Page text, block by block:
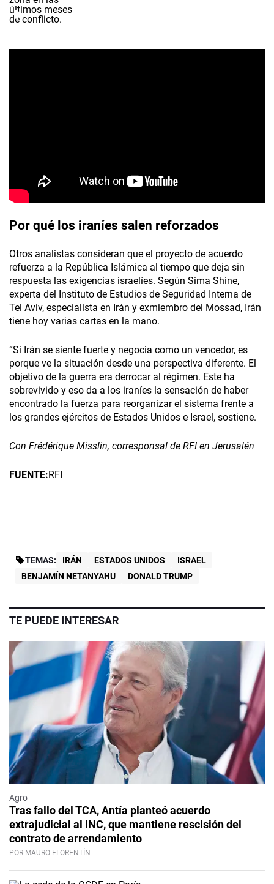
Por qué los iraníes salen reforzados
Otros analistas consideran que el proyecto de acuerdo
refuerza a la República Islámica al tiempo que deja sin
respuesta las exigencias israelíes. Según Sima Shine,
experta del Instituto de Estudios de Seguridad Interna de
Tel Aviv, especialista en Irán y exmiembro del Mossad, Irán
tiene hoy varias cartas en la mano.
“Si Irán se siente fuerte y negocia como un vencedor, es
porque ve la situación desde una perspectiva diferente. El
objetivo de la guerra era derrocar al régimen. Este ha
sobrevivido y eso da a los iraníes la sensación de haber
encontrado la fuerza para reorganizar el sistema frente a
los grandes ejércitos de Estados Unidos e Israel, sostiene.
Con Frédérique Misslin, corresponsal de RFI en Jerusalén
FUENTE:RFI
TEMAS: IRÁN ESTADOS UNIDOS
ISRAEL
BENJAMÍN NETANYAHU
DONALD TRUMP
TE PUEDE INTERESAR
Agro
Tras fallo del TCA, Antía planteó acuerdo
extrajudicial al INC, que mantiene rescisión del
contrato de arrendamiento
POR MAURO FLORENTÍN